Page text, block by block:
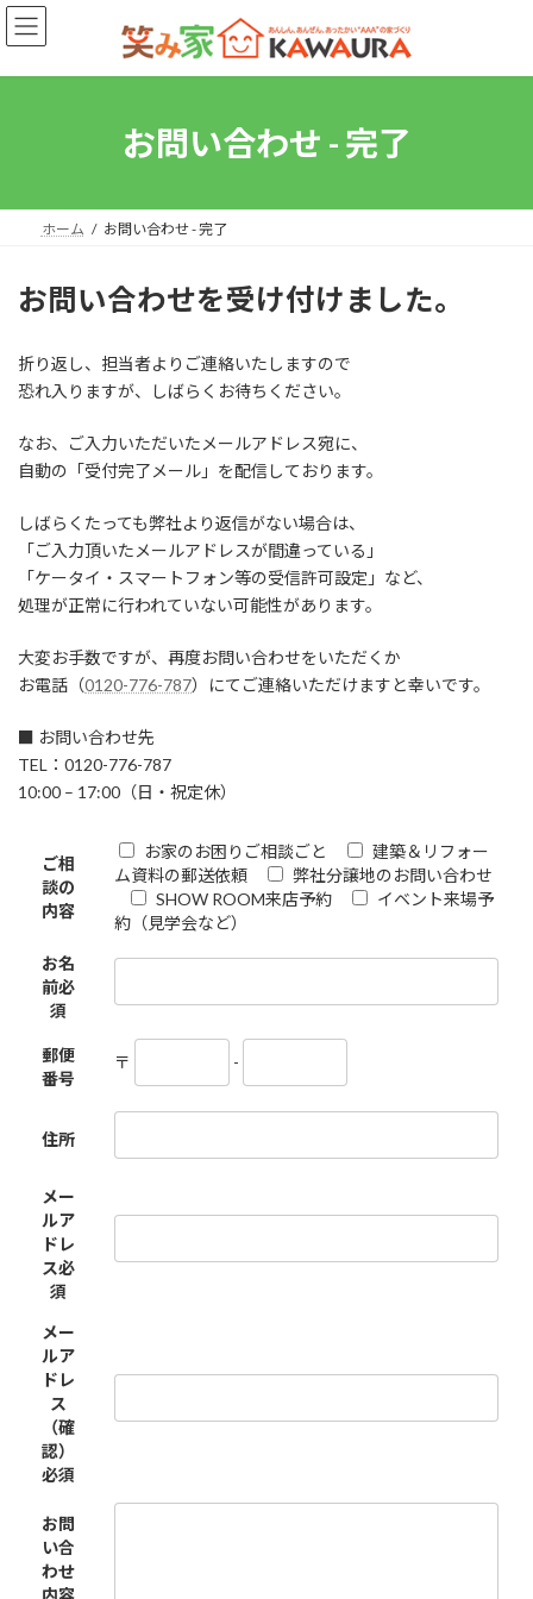
コ
ン
ン
ナ
ビ
ー
お問い合わせ - 完了
ホーム お問い合わせ - 完了
お問い合わせを受け付けました。
折り返し、担当者よりご連絡いたしますので
恐れ入りますが、しばらくお待ちください。
なお、ご入力いただいたメールアドレス宛に、
自動の「受付完了メール」を配信しております。
しばらくたっても弊社より返信がない場合は、
「ご入力頂いたメールアドレスが間違っている」
「ケータイ・スマートフォン等の受信許可設定」など、
処理が正常に行われていない可能性があります。
大変お手数ですが、再度お問い合わせをいただくか
お電話（0120-776-787）にてご連絡いただけますと幸いです。
■ お問い合わせ先
TEL：0120-776-787
10:00 – 17:00（日・祝定休）
ご相
談の
内容
お家のお困りご相談ごと
建築＆リフォー
ム資料の郵送依頼
弊社分譲地のお問い合わせ
SHOW ROOM来店予約
イベント来場予
約（見学会など）
お名
前必
須
郵便
番号
〒 -
住所
メー
ルア
ドレ
ス必
須
メー
ルア
ドレ
ス
（確
認）
必須
お問
い合
わせ
内容